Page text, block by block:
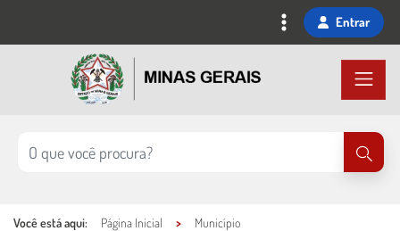
Entrar
Você está aqui: Página Inicial Município